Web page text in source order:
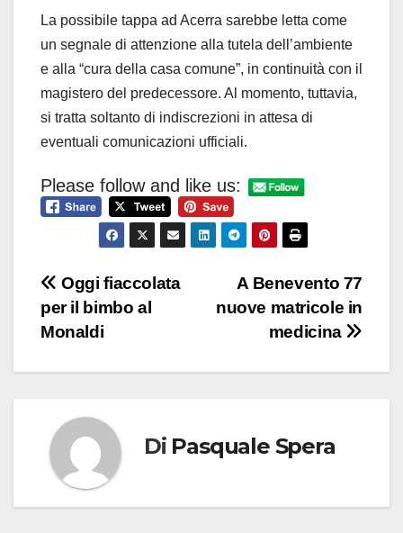
La possibile tappa ad Acerra sarebbe letta come
un segnale di attenzione alla tutela dell’ambiente
e alla “cura della casa comune”, in continuità con il
magistero del predecessore. Al momento, tuttavia,
si tratta soltanto di indiscrezioni in attesa di
eventuali comunicazioni ufficiali.
Please follow and like us:
Navigazione
articoli
A Benevento 77
nuove matricole in
medicina
Oggi fiaccolata
per il bimbo al
Monaldi
Di Pasquale Spera